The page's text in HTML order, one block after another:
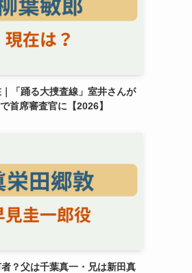
「踊る大捜査線」室井さんが
首席審査官に【2026】
？父は千葉真一・兄は新田真